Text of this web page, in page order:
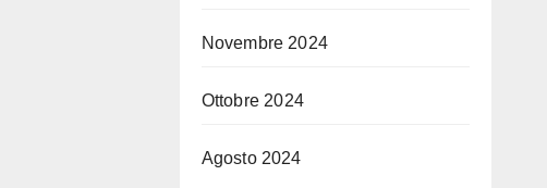
Novembre 2024
Ottobre 2024
Agosto 2024